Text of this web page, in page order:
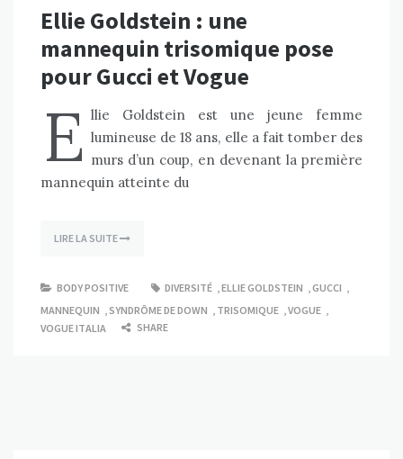
Ellie Goldstein : une
mannequin trisomique pose
pour Gucci et Vogue
E llie Goldstein est une jeune femme
lumineuse de 18 ans, elle a fait tomber des
murs d’un coup, en devenant la première
mannequin atteinte du
LIRE LA SUITE
BODY POSITIVE DIVERSITÉ ELLIE GOLDSTEIN GUCCI
MANNEQUIN
SYNDRÔME DE DOWN TRISOMIQUE VOGUE
VOGUE ITALIA
SHARE